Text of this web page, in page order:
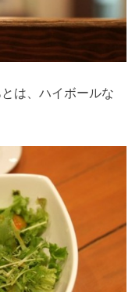
は、ハイボールな